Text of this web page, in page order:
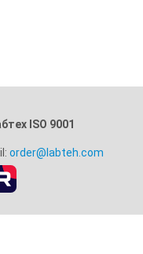
ISO 9001
order@labteh.com